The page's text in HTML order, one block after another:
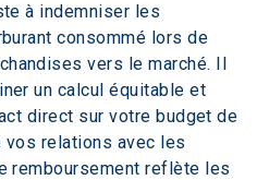
à indemniser les
consommé lors de
vers le marché. Il
un calcul équitable et
direct sur votre budget de
relations avec les
remboursement reflète les